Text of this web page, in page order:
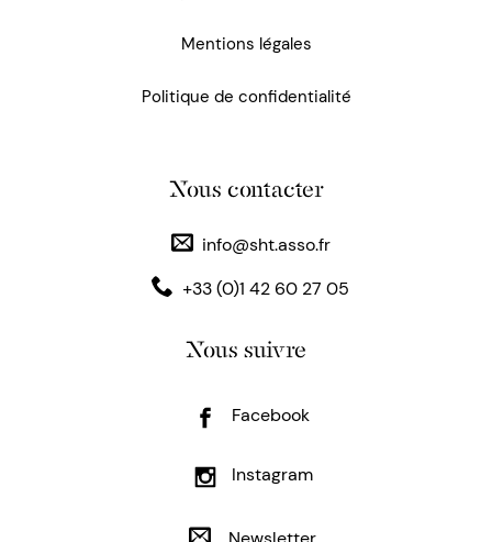
Mentions légales
Politique de confidentialité
Nous contacter
info@sht.asso.fr
+33 (0)1 42 60 27 05
Nous suivre
Facebook
Instagram